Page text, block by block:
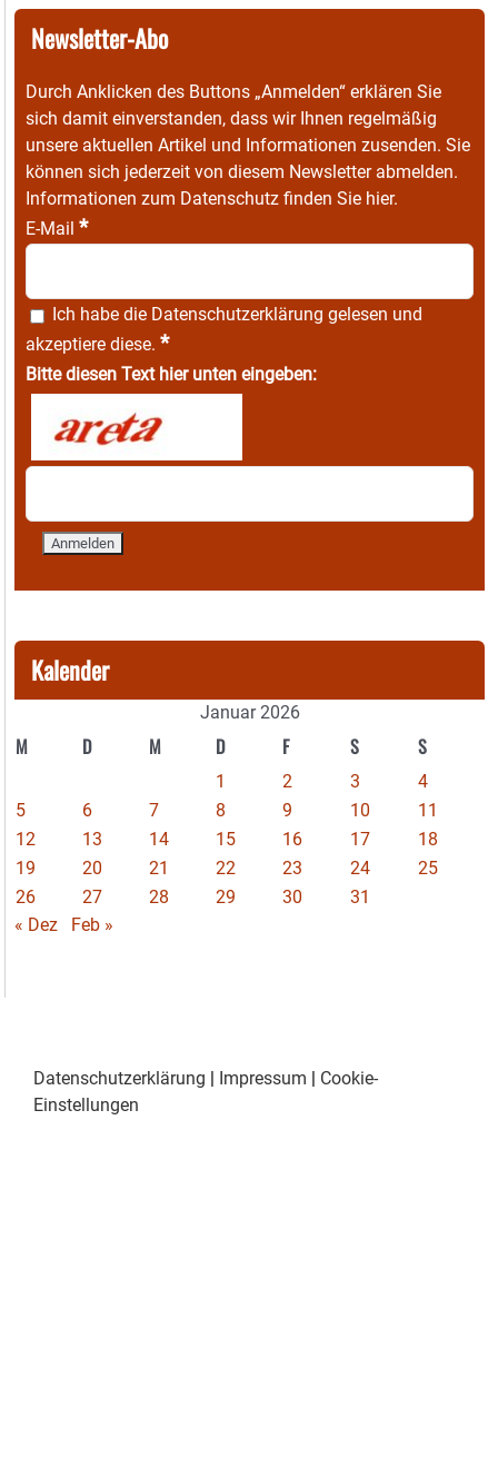
Newsletter-Abo
Durch Anklicken des Buttons „Anmelden“ erklären Sie
sich damit einverstanden, dass wir Ihnen regelmäßig
unsere aktuellen Artikel und Informationen zusenden. Sie
können sich jederzeit von diesem Newsletter abmelden.
Informationen zum Datenschutz finden Sie hier.
E-Mail *
Ich habe die Datenschutzerklärung gelesen und
akzeptiere diese. *
Bitte diesen Text hier unten eingeben:
Kalender
Januar 2026
M D M D F S S
1 2 3
4
5
6 7 8 9 10
11
12
13 14 15 16 17
18
19
20 21 22 23 24
25
26
27 28 29 30
31
« Dez
Feb »
Datenschutzerklärung Impressum
Cookie-
Einstellungen